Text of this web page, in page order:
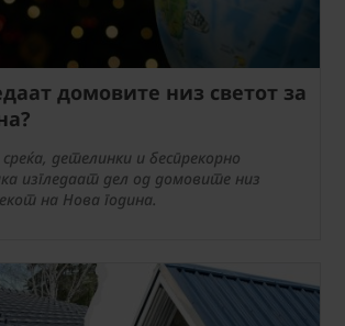
домовите низ светот за
детелинки и беспрекорно
изгледаат дел од домовите низ
на Нова година.